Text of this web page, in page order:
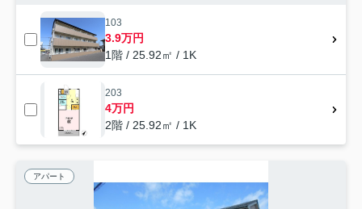
103
3.9万円
1階 / 25.92㎡ / 1K
203
4万円
2階 / 25.92㎡ / 1K
アパート